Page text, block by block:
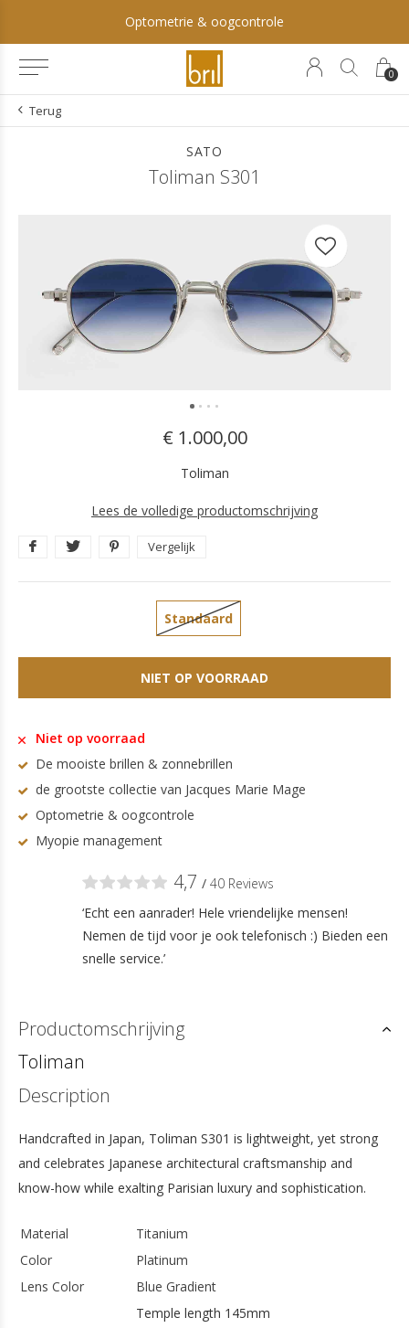
0
Optometrie & oogcontrole
Terug
SATO
Toliman S301
€ 1.000,00
Toliman
Lees de volledige productomschrijving
Vergelijk
Standaard
NIET OP VOORRAAD
Niet op voorraad
De mooiste brillen & zonnebrillen
de grootste collectie van Jacques Marie Mage
Optometrie & oogcontrole
Myopie management
4,7 / 40 Reviews
‘Echt een aanrader! Hele vriendelijke mensen!
Nemen de tijd voor je ook telefonisch :) Bieden een
snelle service.’
Productomschrijving
Toliman
Description
Handcrafted in Japan, Toliman S301 is lightweight, yet strong
and celebrates Japanese architectural craftsmanship and
know-how while exalting Parisian luxury and sophistication.
Material
Titanium
Color
Platinum
Lens Color
Blue Gradient
Temple length 145mm